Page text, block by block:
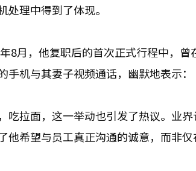
理中得到了体现。
8月，他复职后的首次正式行程中，曾
手机与其妻子视频通话，幽默地表示
吃拉面，这一举动也引发了热议。业
希望与员工真正沟通的诚意，而非仅